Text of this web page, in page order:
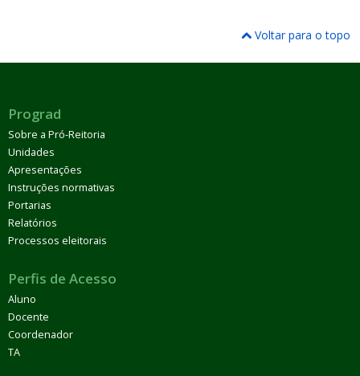
Voltar para o topo
Prograd
Sobre a Pró-Reitoria
Unidades
Apresentações
Instruções normativas
Portarias
Relatórios
Processos eleitorais
Perfis de Acesso
Aluno
Docente
Coordenador
TA